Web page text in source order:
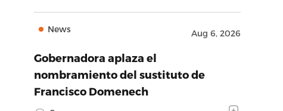
News Aug 6, 2026
Gobernadora aplaza el
nombramiento del sustituto de
Francisco Domenech